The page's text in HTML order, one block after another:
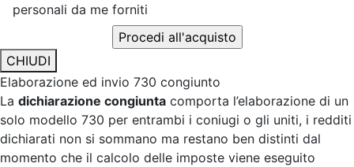
personali da me forniti
CHIUDI
Elaborazione ed invio 730 congiunto
La dichiarazione congiunta comporta l’elaborazione di un
solo modello 730 per entrambi i coniugi o gli uniti, i redditi
dichiarati non si sommano ma restano ben distinti dal
momento che il calcolo delle imposte viene eseguito